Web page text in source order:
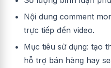
Nội dung comment
trực tiếp đến video.
Mục tiêu sử dụng: tạo
hỗ trợ bán hàng hay